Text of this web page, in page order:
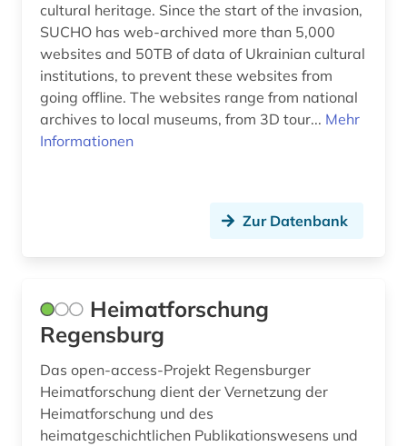
südholland (1)
thüringen (2)
ukraine (1)
unesco (1)
website (1)
welterbe (1)
cultural heritage. Since the start of the invasion,
SUCHO has web-archived more than 5,000
websites and 50TB of data of Ukrainian cultural
institutions, to prevent these websites from
going offline. The websites range from national
archives to local museums, from 3D tour... Mehr
Informationen
Zur Datenbank
Heimatforschung
Regensburg
Das open-access-Projekt Regensburger
Heimatforschung dient der Vernetzung der
Heimatforschung und des
heimatgeschichtlichen Publikationswesens und